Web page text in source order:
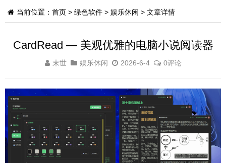
当前位置： 首页 > 绿色软件 > 娱乐休闲 > 文章详情
CardRead — 美观优雅的电脑小说阅读器
末世 娱乐休闲 2026-6-4 0评论